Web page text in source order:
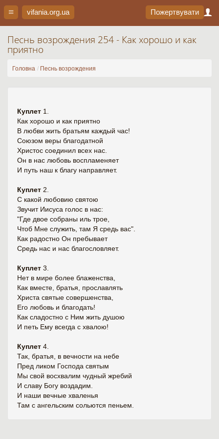
vifania.org.ua Пожертвувати
Песнь возрождения 254 - Как хорошо и как
приятно
Головна Песнь возрождения
Куплет 1.
Как хорошо и как приятно
В любви жить братьям каждый час!
Союзом веры благодатной
Христос соединил всех нас.
Он в нас любовь воспламеняет
И путь наш к благу направляет.
Куплет 2.
С какой любовию святою
Звучит Иисуса голос в нас:
"Где двое собраны иль трое,
Чтоб Мне служить, там Я средь вас".
Как радостно Он пребывает
Средь нас и нас благословляет.
Куплет 3.
Нет в мире более блаженства,
Как вместе, братья, прославлять
Христа святые совершенства,
Его любовь и благодать!
Как сладостно с Ним жить душою
И петь Ему всегда с хвалою!
Куплет 4.
Так, братья, в вечности на небе
Пред ликом Господа святым
Мы свой восхвалим чудный жребий
И славу Богу воздадим.
И наши вечные хваленья
Там с ангельским сольются пеньем.